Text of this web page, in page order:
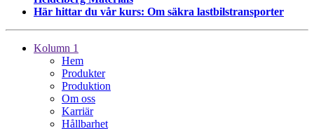
Här hittar du vår kurs: Om säkra lastbilstransporter
Kolumn 1
Hem
Produkter
Produktion
Om oss
Karriär
Hållbarhet